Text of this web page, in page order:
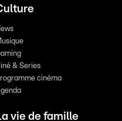
& Series
cinéma
vie de famille